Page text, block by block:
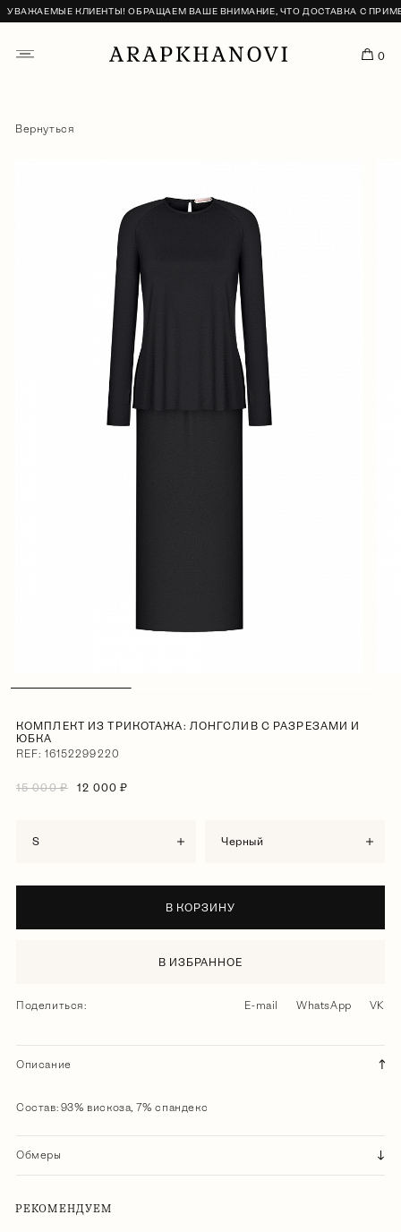
КЛИЕНТЫ! ОБРАЩАЕМ ВАШЕ ВНИМАНИЕ, ЧТО ДОСТАВКА С
0
Вернуться
КОМПЛЕКТ ИЗ ТРИКОТАЖА: ЛОНГСЛИВ С РАЗРЕЗАМИ И
ЮБКА
REF: 16152299220
15 000 ₽ 12 000 ₽
S черный
В КОРЗИНУ
В ИЗБРАННОЕ
Поделиться: E-mail WhatsApp VK
Описание
Состав: 93% вискоза, 7% спандекс
Обмеры
РЕКОМЕНДУЕМ